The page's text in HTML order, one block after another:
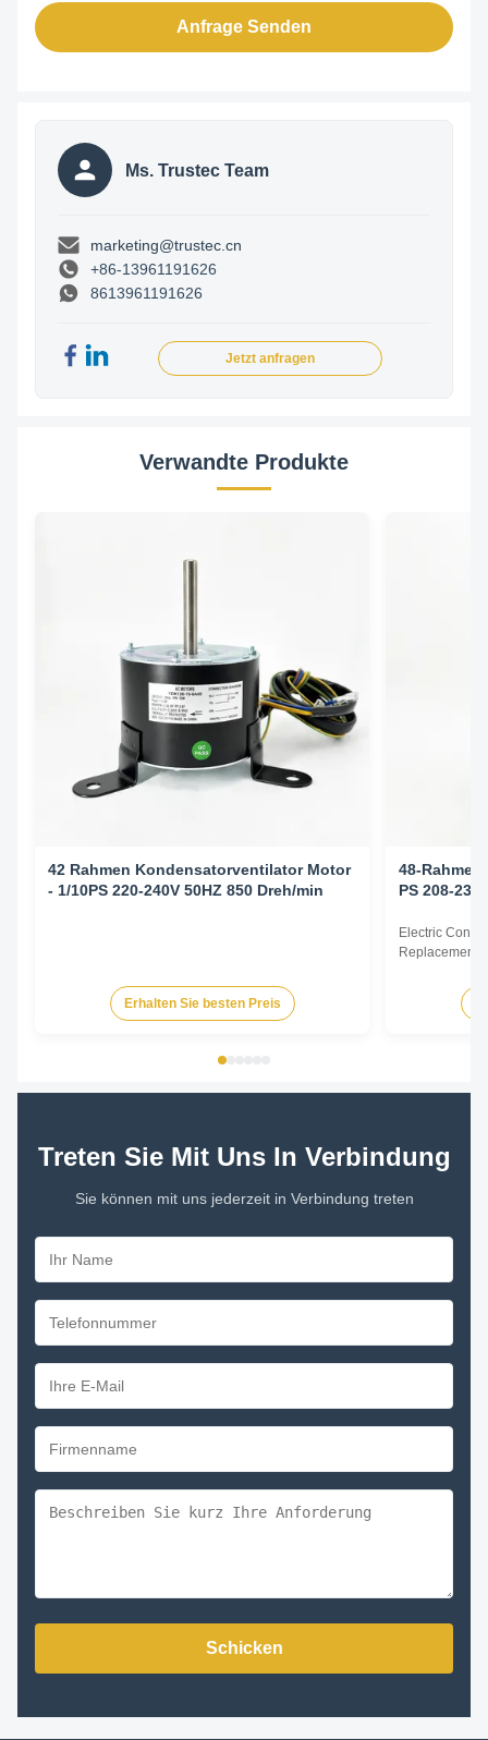
Anfrage Senden
Ms. Trustec Team
marketing@trustec.cn
+86-13961191626
8613961191626
Jetzt anfragen
Verwandte Produkte
42 Rahmen Kondensatorventilator Motor
- 1/10PS 220-240V 50HZ 850 Dreh/min
Erhalten Sie besten Preis
48-
PS 208-230
Electric
Replacement
HP Voltage
YDK140-
Treten Sie Mit Uns In Verbindung
Sie können mit uns jederzeit in Verbindung treten
Schicken